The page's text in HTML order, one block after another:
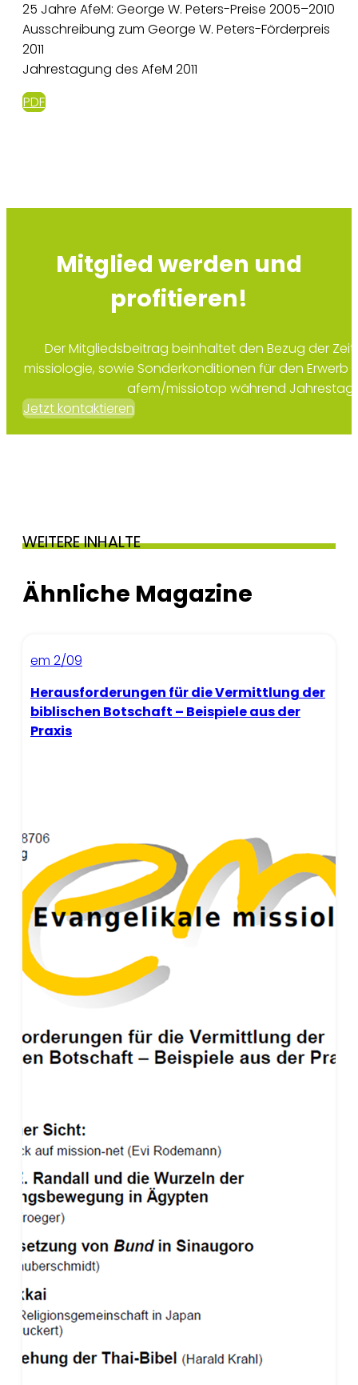
25 Jahre AfeM: George W. Peters-Preise 2005–2010
Ausschreibung zum George W. Peters-Förderpreis
2011
Jahrestagung des AfeM 2011
PDF
Mitglied werden und
profitieren!
Der Mitgliedsbeitrag beinhaltet den Bezug der
missiologie, sowie Sonderkonditionen für den Erwerb
afem/missiotop während
Jetzt kontaktieren
WEITERE INHALTE
Ähnliche Magazine
em 2/09
Herausforderungen für die Vermittlung der
biblischen Botschaft – Beispiele aus der
Praxis